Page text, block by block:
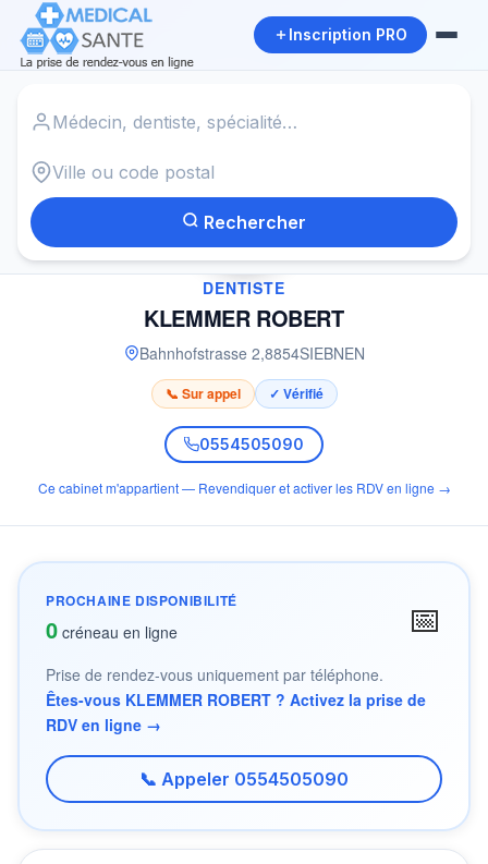
Inscription PRO
Rechercher
✓
DENTISTE
KLEMMER ROBERT
Bahnhofstrasse 2,8854SIEBNEN
📞 Sur appel ✓ Vérifié
0554505090
Ce cabinet m'appartient — Revendiquer et activer les RDV en ligne →
PROCHAINE DISPONIBILITÉ
0 créneau en ligne 📅
Prise de rendez-vous uniquement par téléphone.
Êtes-vous KLEMMER ROBERT ? Activez la prise de
RDV en ligne →
📞 Appeler 0554505090